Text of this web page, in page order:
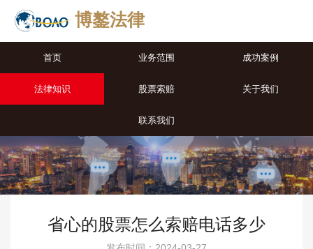
博鏊法律
首页 业务范围 成功案例
法律知识 股票索赔 关于我们
联系我们
省心的股票怎么索赔电话多少